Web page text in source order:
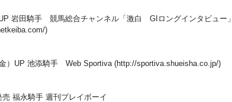
岩田騎手 競馬総合チャンネル「激白 GIロングインタビュー」
)
）UP 池添騎手 Web Sportiva (http://sportiva.shueisha.co.jp/)
福永騎手 週刊プレイボーイ